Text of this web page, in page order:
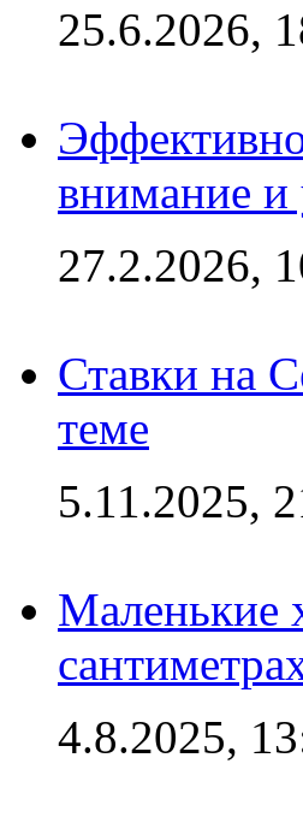
25.6.2026,
внимание и
27.2.2026,
Ставки на
теме
5.11.2025,
Маленькие
4.8.2025,